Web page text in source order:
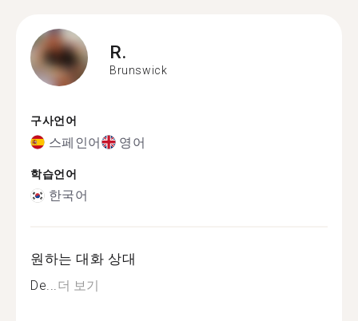
R.
Brunswick
구사언어
스페인어 영어
학습언어
한국어
원하는 대화 상대
De...더 보기